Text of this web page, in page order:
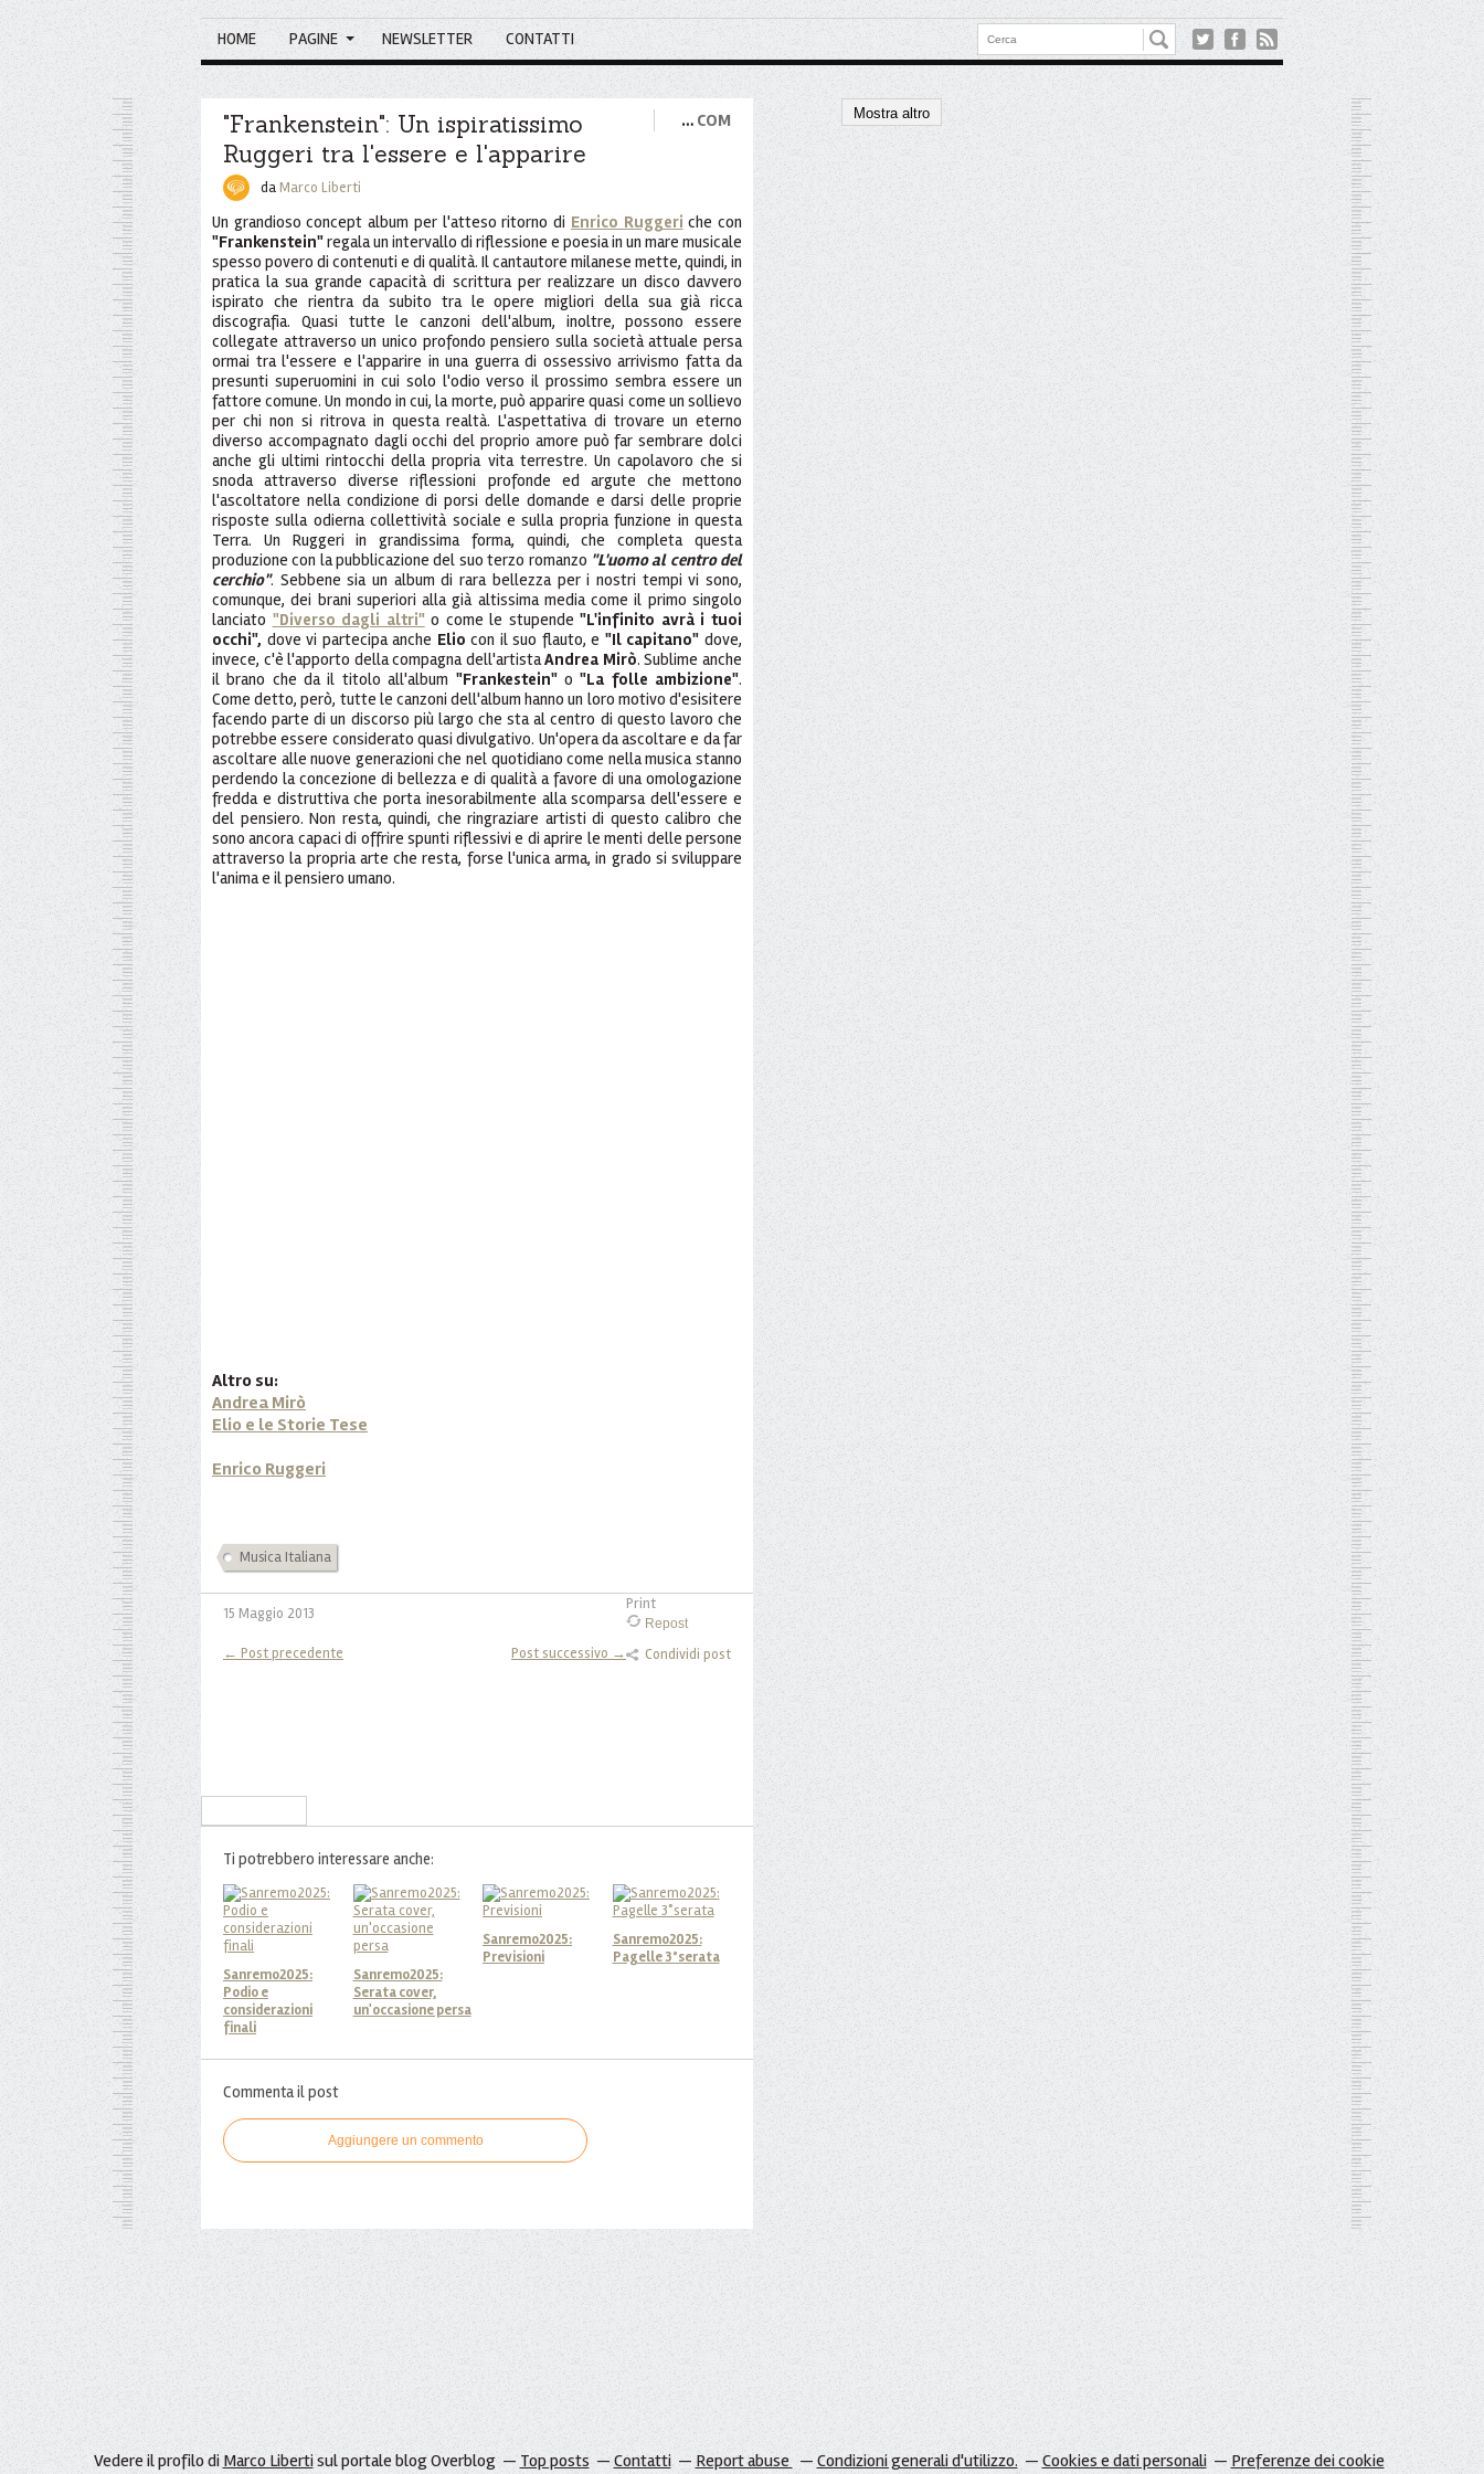
HOME PAGINE NEWSLETTER CONTATTI
"Frankenstein": Un ispiratissimo
Ruggeri tra l'essere e l'apparire
… COM
daMarco Liberti
Un grandioso concept album per l'atteso ritorno di Enrico Ruggeri che con
"Frankenstein"regala un intervallo di riflessione e poesia in un mare musicale
spesso povero di contenuti e di qualità. Il cantautore milanese mette, quindi, in
pratica la sua grande capacità di scrittura per realizzare un disco davvero
ispirato che rientra da subito tra le opere migliori della sua già ricca
discografia. Quasi tutte le canzoni dell'album, inoltre, possono essere
collegate attraverso un unico profondo pensiero sulla società attuale persa
ormai tra l'essere e l'apparire in una guerra di ossessivo arrivismo fatta da
presunti superuomini in cui solo l'odio verso il prossimo sembra essere un
fattore comune. Un mondo in cui, la morte, può apparire quasi come un sollievo
per chi non si ritrova in questa realtà. L'aspettativa di trovare un eterno
diverso accompagnato dagli occhi del proprio amore può far sembrare dolci
anche gli ultimi rintocchi della propria vita terrestre. Un capolavoro che si
snoda attraverso diverse riflessioni profonde ed argute che mettono
l'ascoltatore nella condizione di porsi delle domande e darsi delle proprie
risposte sulla odierna collettività sociale e sulla propria funzione in questa
Terra. Un Ruggeri in grandissima forma, quindi, che completa questa
produzione con la pubblicazione del suo terzo romanzo "L'uomo al centro del
cerchio". Sebbene sia un album di rara bellezza per i nostri tempi vi sono,
comunque, dei brani superiori alla già altissima media come il primo singolo
lanciato "Diverso dagli altri"o come le stupende"L'infinito avrà i tuoi
occhi", dove vi partecipa anche Eliocon il suo flauto, e "Il capitano" dove,
invece, c'è l'apporto della compagna dell'artistaAndrea Mirò. Sublime anche
il brano che da il titolo all'album "Frankestein"o"La folle ambizione".
Come detto, però, tutte le canzoni dell'album hanno un loro motivo d'esisitere
facendo parte di un discorso più largo che sta al centro di questo lavoro che
potrebbe essere considerato quasi divulgativo. Un'opera da ascoltare e da far
ascoltare alle nuove generazioni che nel quotidiano come nella musica stanno
perdendo la concezione di bellezza e di qualità a favore di una omologazione
fredda e distruttiva che porta inesorabilmente alla scomparsa dell'essere e
del pensiero. Non resta, quindi, che ringraziare artisti di questo calibro che
sono ancora capaci di offrire spunti riflessivi e di aprire le menti delle persone
attraverso la propria arte che resta, forse l'unica arma, in grado si sviluppare
l'anima e il pensiero umano.
Altro su:
Andrea Mirò
Elio e le Storie Tese
Enrico Ruggeri
Musica Italiana
15 Maggio 2013
Print
Repost
Condividi post
← Post precedente Post successivo →
Ti potrebbero interessare anche:
Sanremo2025:
Podio e
considerazioni
finali
Sanremo2025:
Serata cover,
un'occasione persa
Sanremo2025:
Previsioni
Sanremo2025:
Pagelle 3°serata
Commenta il post
Aggiungere un commento
Mostra altro
Vedere il profilo di Marco Libertisul portale blog Overblog Top posts Contatti Report abuse Condizioni generali d'utilizzo. Cookies e dati personali Preferenze dei cookie